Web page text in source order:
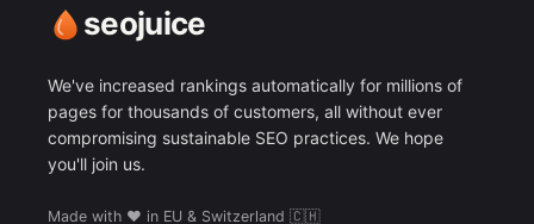
seojuice
We've increased rankings automatically for millions of
pages for thousands of customers, all without ever
compromising sustainable SEO practices. We hope
you'll join us.
Made with ❤️ in EU & Switzerland 🇨🇭